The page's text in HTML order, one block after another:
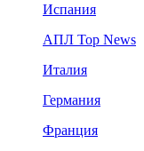
Испания
АПЛ Top News
Италия
Германия
Франция